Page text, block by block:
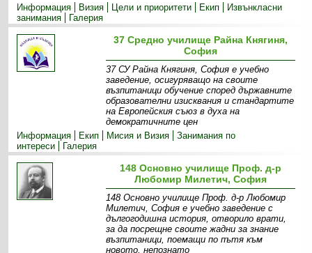
Информация
Визия Цели и приоритети Екип
Извънкласни
занимания
Галерия
37 Средно училище Райна Княгиня,
София
37 СУ Райна Княгиня, София е учебно
заведение, осигуряващо на своите
възпитаници обучение според държавните
образователни изисквания и стандартите
на Европейския съюз в духа на
демократичните цен
Информация
Екип Мисия и Визия
Занимания по
интереси
Галерия
148 Основно училище Проф. д-р
Любомир Милетич, София
148 Основно училище Проф. д-р Любомир
Милетич, София е учебно заведение с
дългогодишна история, отворило врати,
за да посрещне своите жадни за знание
възпитаници, поемащи по пътя към
новото, непознато